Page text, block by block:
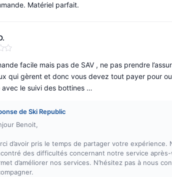
Matériel parfait.
5
facile mais pas de SAV , ne pas prendre
qui gèrent et donc vous devez tout payer pour
avec le suivi des bottines …
de Ski Republic
Benoit,
d’avoir pris le temps de partager votre
des difficultés concernant notre service
d’améliorer nos services. N’hésitez pas à nous